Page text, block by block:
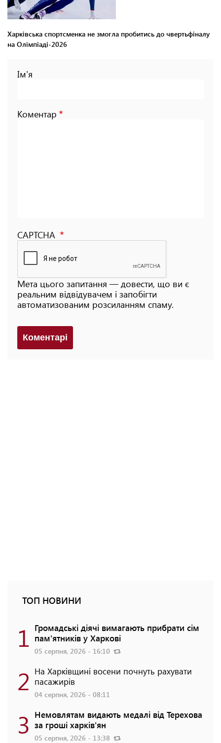
Харківська спортсменка не змогла пробитись до чвертьфіналу
на Олімпіаді-2026
Ім'я
Коментар
CAPTCHA
Мета цього запитання — довести, що ви є
реальним відвідувачем і запобігти
автоматизованим розсиланням спаму.
Коментарi
ТОП НОВИНИ
1 Громадські діячі вимагають прибрати сім
пам'ятників у Харкові
05 серпня, 2026 - 16:10
2 На Харківщині восени почнуть рахувати
пасажирів
04 серпня, 2026 - 08:11
3 Немовлятам видають медалі від Терехова
за гроші харків'ян
05 серпня, 2026 - 13:38